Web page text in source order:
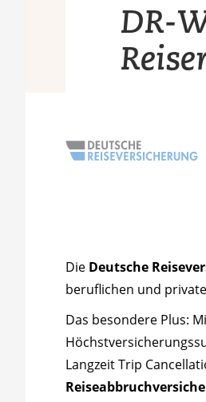
DR-
Die Deutsche
beruflichen und
Das besondere Plus:
Langzeit Trip